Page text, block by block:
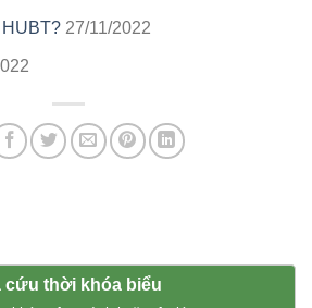
27/11/2022
cứu thời khóa biểu